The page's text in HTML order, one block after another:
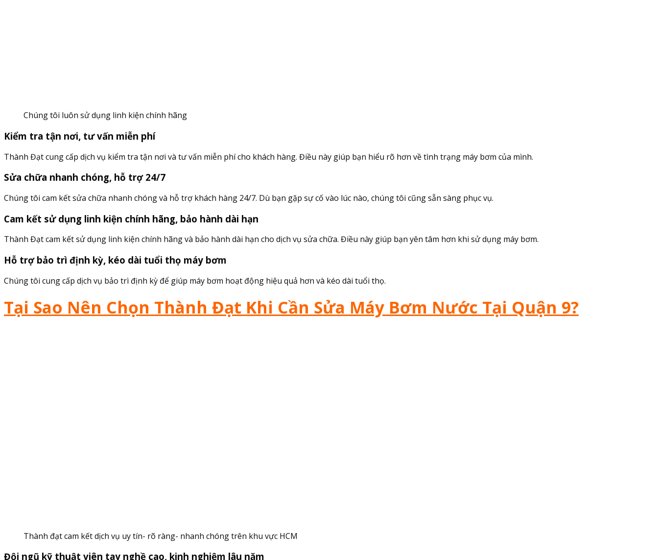
Chúng tôi luôn sử dụng linh kiện chính hãng
Kiểm tra tận nơi, tư vấn miễn phí
Thành Đạt cung cấp dịch vụ kiểm tra tận nơi và tư vấn miễn phí cho khách hàng. Điều này giúp bạn hiểu rõ hơn về tình trạng máy bơm của mình.
Sửa chữa nhanh chóng, hỗ trợ 24/7
Chúng tôi cam kết sửa chữa nhanh chóng và hỗ trợ khách hàng 24/7. Dù bạn gặp sự cố vào lúc nào, chúng tôi cũng sẵn sàng phục vụ.
Cam kết sử dụng linh kiện chính hãng, bảo hành dài hạn
Thành Đạt cam kết sử dụng linh kiện chính hãng và bảo hành dài hạn cho dịch vụ sửa chữa. Điều này giúp bạn yên tâm hơn khi sử dụng máy bơm.
Hỗ trợ bảo trì định kỳ, kéo dài tuổi thọ máy bơm
Chúng tôi cung cấp dịch vụ bảo trì định kỳ để giúp máy bơm hoạt động hiệu quả hơn và kéo dài tuổi thọ.
Tại Sao Nên Chọn Thành Đạt Khi Cần Sửa Máy Bơm Nước Tại Quận 9?
Thành đạt cam kết dịch vụ uy tín- rõ ràng- nhanh chóng trên khu vực HCM
Đội ngũ kỹ thuật viên tay nghề cao, kinh nghiệm lâu năm